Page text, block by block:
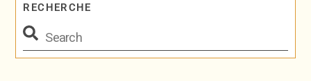
RECHERCHE